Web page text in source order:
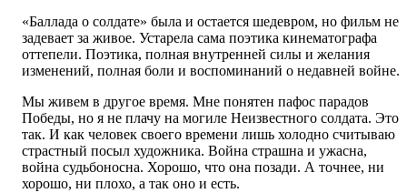
«Баллада о солдате» была и остается шедевром, но фильм не
задевает за живое. Устарела сама поэтика кинематографа
оттепели. Поэтика, полная внутренней силы и желания
изменений, полная боли и воспоминаний о недавней войне.
Мы живем в другое время. Мне понятен пафос парадов
Победы, но я не плачу на могиле Неизвестного солдата. Это
так. И как человек своего времени лишь холодно считываю
страстный посыл художника. Война страшна и ужасна,
война судьбоносна. Хорошо, что она позади. А точнее, ни
хорошо, ни плохо, а так оно и есть.